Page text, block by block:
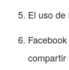
El uso de
compartir